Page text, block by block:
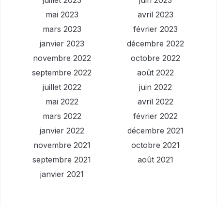
mai 2023
avril 2023
mars 2023
février 2023
janvier 2023
décembre 2022
novembre 2022
octobre 2022
septembre 2022
août 2022
juillet 2022
juin 2022
mai 2022
avril 2022
mars 2022
février 2022
janvier 2022
décembre 2021
novembre 2021
octobre 2021
septembre 2021
août 2021
janvier 2021